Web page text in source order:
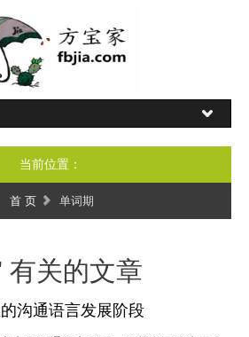
当前位置：
首 页 单词期
有关的文章
沟通语言发展阶段